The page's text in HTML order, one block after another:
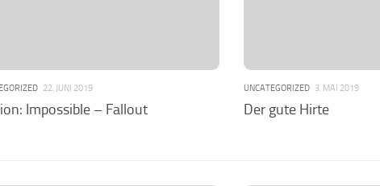
22. JUNI 2019
Impossible – Fallout
UNCATEGORIZED 3. MAI 2019
Der gute Hirte